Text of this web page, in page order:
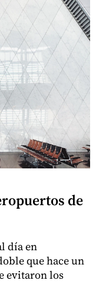
de
día en
que hace un
evitaron los